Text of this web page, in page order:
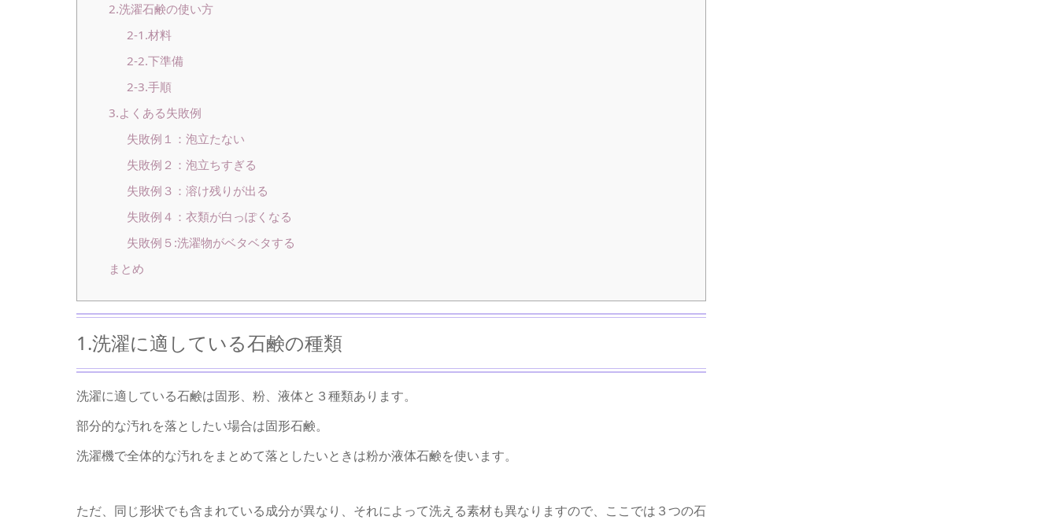
2.洗濯石鹸の使い方
2-1.材料
2-2.下準備
2-3.手順
3.よくある失敗例
失敗例１：泡立たない
失敗例２：泡立ちすぎる
失敗例３：溶け残りが出る
失敗例４：衣類が白っぽくなる
失敗例５:洗濯物がベタベタする
まとめ
1.洗濯に適している石鹸の種類
洗濯に適している石鹸は固形、粉、液体と３種類あります。
部分的な汚れを落としたい場合は固形石鹸。
洗濯機で全体的な汚れをまとめて落としたいときは粉か液体石鹸を使います。
ただ、同じ形状でも含まれている成分が異なり、それによって洗える素材も異なりますので、ここでは３つの石